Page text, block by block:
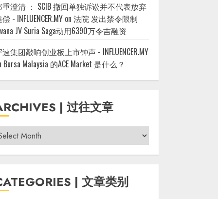
重澄清 ： SCIB 撤回单独诉讼并不代表放弃
- INFLUENCER.MY on法院 发出禁令限制
JV Suria Saga动用6390万令吉融资
集团敲响创业板上市钟声 - INFLUENCER.MY
Bursa Malaysia 的ACE Market 是什么？
| 过往文章
| 文章类别